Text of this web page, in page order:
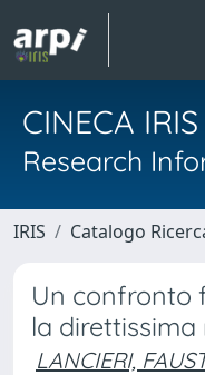
CINECA IRIS
Research
IRIS Catalogo
Un confronto
la
LANCIERI,